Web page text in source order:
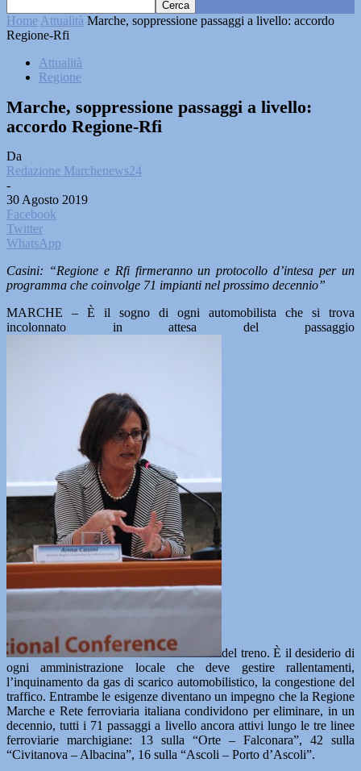
Home Attualità Marche, soppressione passaggi a livello: accordo
Regione-Rfi
Attualità
Regione
Marche, soppressione passaggi a livello:
accordo Regione-Rfi
Da
Redazione Marchenews24
-
30 Agosto 2019
Facebook
Twitter
WhatsApp
Casini: “Regione e Rfi firmeranno un protocollo d’intesa per un
programma che coinvolge 71 impianti nel prossimo decennio”
MARCHE – È il sogno di ogni automobilista che si trova
incolonnato in attesa del passaggio
del treno. È il desiderio di
ogni amministrazione locale che deve gestire rallentamenti,
l’inquinamento da gas di scarico automobilistico, la congestione del
traffico. Entrambe le esigenze diventano un impegno che la Regione
Marche e Rete ferroviaria italiana condividono per eliminare, in un
decennio, tutti i 71 passaggi a livello ancora attivi lungo le tre linee
ferroviarie marchigiane: 13 sulla “Orte – Falconara”, 42 sulla
“Civitanova – Albacina”, 16 sulla “Ascoli – Porto d’Ascoli”.